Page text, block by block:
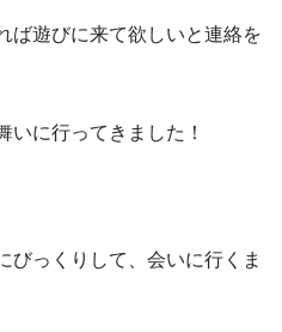
ば遊びに来て欲しいと連絡を
いに行ってきました！
びっくりして、会いに行くま